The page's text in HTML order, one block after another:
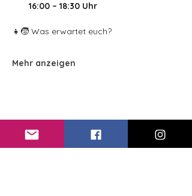
16:00 – 18:30 Uhr
👧🧒 Was erwartet euch?
Mehr anzeigen
Erfahren Sie von unseren